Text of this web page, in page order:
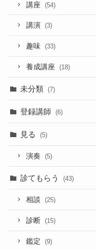
講座 (54)
講演 (3)
趣味 (33)
養成講座 (18)
未分類 (7)
登録講師 (6)
見る (5)
演奏 (5)
診てもらう (43)
相談 (25)
診断 (15)
鑑定 (9)